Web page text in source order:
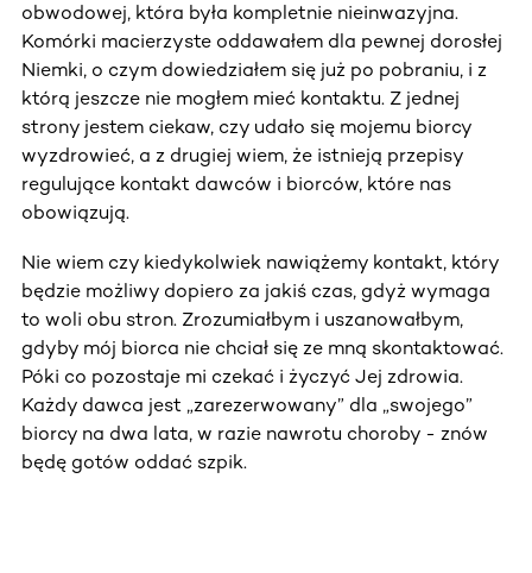
obwodowej, która była kompletnie nieinwazyjna.
Komórki macierzyste oddawałem dla pewnej dorosłej
Niemki, o czym dowiedziałem się już po pobraniu, i z
którą jeszcze nie mogłem mieć kontaktu. Z jednej
strony jestem ciekaw, czy udało się mojemu biorcy
wyzdrowieć, a z drugiej wiem, że istnieją przepisy
regulujące kontakt dawców i biorców, które nas
obowiązują.
Nie wiem czy kiedykolwiek nawiążemy kontakt, który
będzie możliwy dopiero za jakiś czas, gdyż wymaga
to woli obu stron. Zrozumiałbym i uszanowałbym,
gdyby mój biorca nie chciał się ze mną skontaktować.
Póki co pozostaje mi czekać i życzyć Jej zdrowia.
Każdy dawca jest „zarezerwowany” dla „swojego”
biorcy na dwa lata, w razie nawrotu choroby - znów
będę gotów oddać szpik.